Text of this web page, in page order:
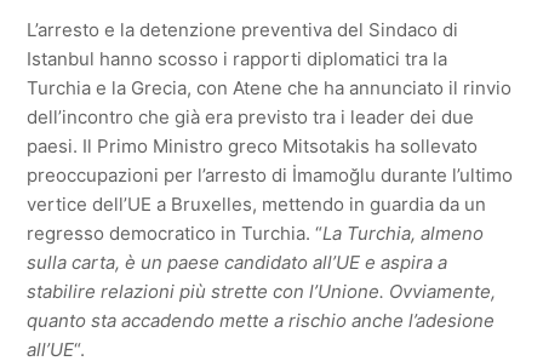
L’arresto e la detenzione preventiva del Sindaco di
Istanbul hanno scosso i rapporti diplomatici tra la
Turchia e la Grecia, con Atene che ha annunciato il rinvio
dell’incontro che già era previsto tra i leader dei due
paesi. Il Primo Ministro greco Mitsotakis ha sollevato
preoccupazioni per l’arresto di İmamoğlu durante l’ultimo
vertice dell’UE a Bruxelles, mettendo in guardia da un
regresso democratico in Turchia. “La Turchia, almeno
sulla carta, è un paese candidato all’UE e aspira a
stabilire relazioni più strette con l’Unione. Ovviamente,
quanto sta accadendo mette a rischio anche l’adesione
all’UE“.